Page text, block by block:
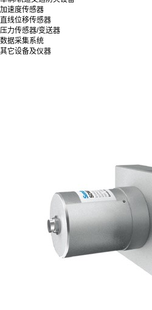
加速度传感器
直线位移传感器
压力传感器/变送器
数据采集系统
其它设备及仪器